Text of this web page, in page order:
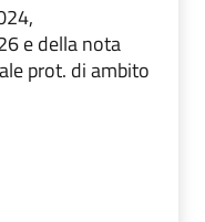
e della nota
prot. di ambito